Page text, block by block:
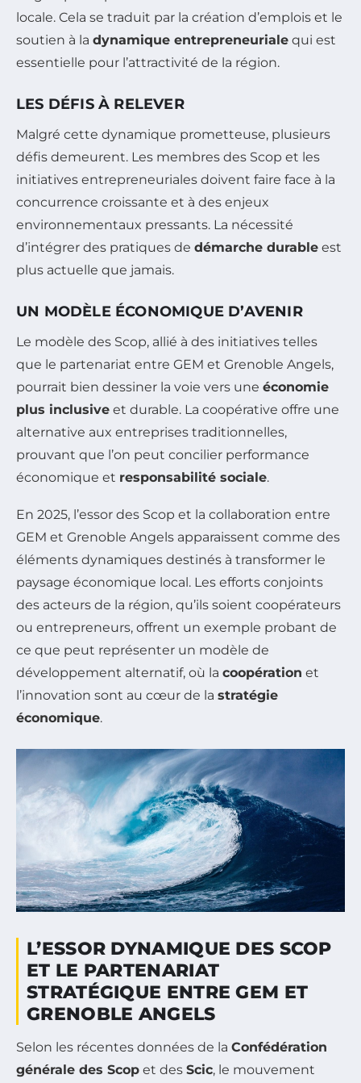
locale. Cela se traduit par la création d’emplois et le
soutien à la dynamique entrepreneuriale qui est
essentielle pour l’attractivité de la région.
LES DÉFIS À RELEVER
Malgré cette dynamique prometteuse, plusieurs
défis demeurent. Les membres des Scop et les
initiatives entrepreneuriales doivent faire face à la
concurrence croissante et à des enjeux
environnementaux pressants. La nécessité
d’intégrer des pratiques de démarche durable est
plus actuelle que jamais.
UN MODÈLE ÉCONOMIQUE D’AVENIR
Le modèle des Scop, allié à des initiatives telles
que le partenariat entre GEM et Grenoble Angels,
pourrait bien dessiner la voie vers une économie
plus inclusive et durable. La coopérative offre une
alternative aux entreprises traditionnelles,
prouvant que l’on peut concilier performance
économique et responsabilité sociale.
En 2025, l’essor des Scop et la collaboration entre
GEM et Grenoble Angels apparaissent comme des
éléments dynamiques destinés à transformer le
paysage économique local. Les efforts conjoints
des acteurs de la région, qu’ils soient coopérateurs
ou entrepreneurs, offrent un exemple probant de
ce que peut représenter un modèle de
développement alternatif, où la coopération et
l’innovation sont au cœur de la stratégie
économique.
L’ESSOR DYNAMIQUE DES SCOP
ET LE PARTENARIAT
STRATÉGIQUE ENTRE GEM ET
GRENOBLE ANGELS
Selon les récentes données de la Confédération
générale des Scop et des Scic, le mouvement